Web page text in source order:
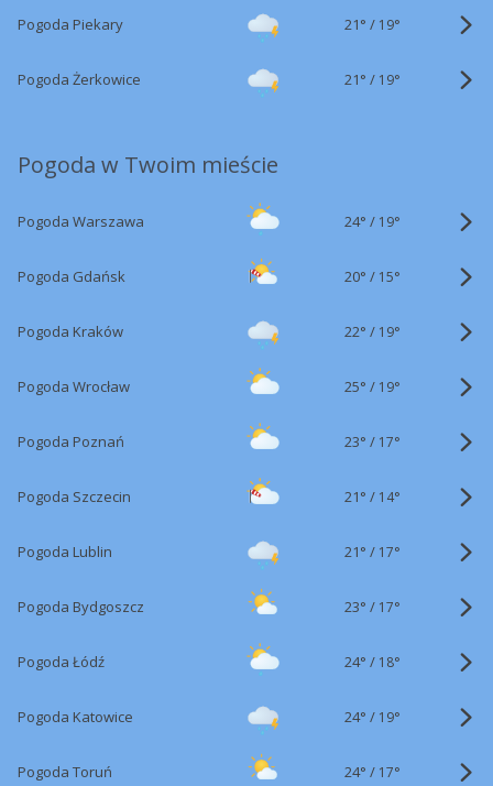
Pogoda Piekary 21° / 19°
Pogoda Żerkowice 21° / 19°
Pogoda w Twoim mieście
Pogoda Warszawa 24° / 19°
Pogoda Gdańsk 20° / 15°
Pogoda Kraków 22° / 19°
Pogoda Wrocław 25° / 19°
Pogoda Poznań 23° / 17°
Pogoda Szczecin 21° / 14°
Pogoda Lublin 21° / 17°
Pogoda Bydgoszcz 23° / 17°
Pogoda Łódź 24° / 18°
Pogoda Katowice 24° / 19°
Pogoda Toruń 24° / 17°